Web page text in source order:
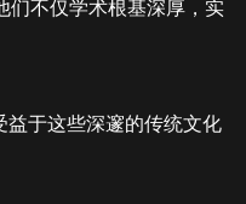
们不仅学术根基深厚，实
益于这些深邃的传统文化